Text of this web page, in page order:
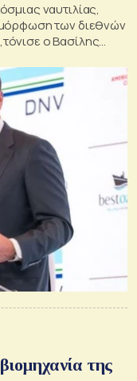
ναυτιλίας,
των διεθνών
ο Βασίλης
της